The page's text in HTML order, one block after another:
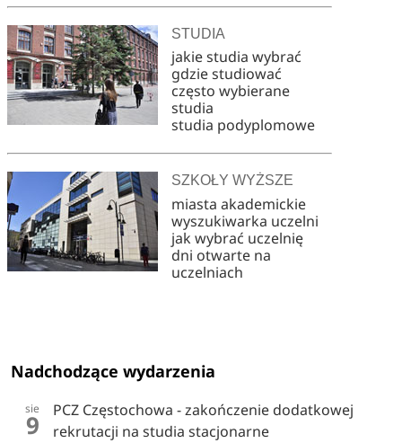
STUDIA
jakie studia wybrać
gdzie studiować
często wybierane
studia
studia podyplomowe
SZKOŁY WYŻSZE
miasta akademickie
wyszukiwarka uczelni
jak wybrać uczelnię
dni otwarte na
uczelniach
Nadchodzące wydarzenia
sie
9
PCZ Częstochowa - zakończenie dodatkowej
rekrutacji na studia stacjonarne